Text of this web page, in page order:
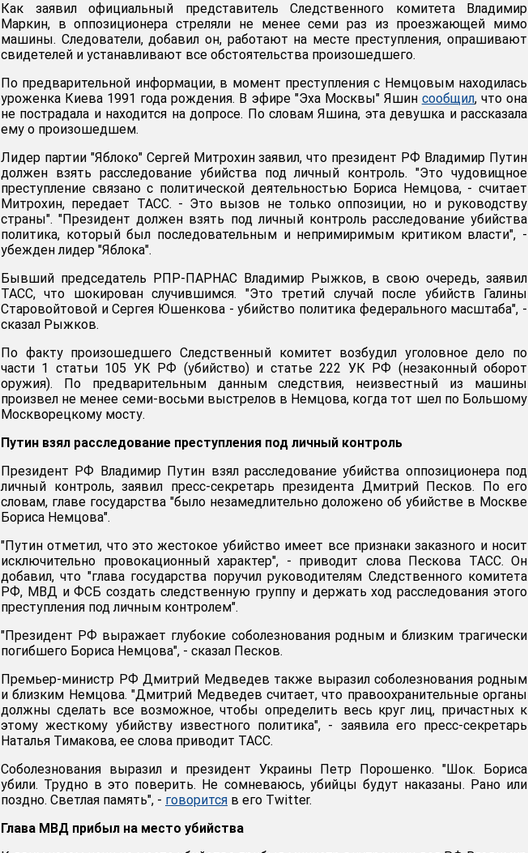
Как заявил официальный представитель Следственного комитета Владимир
Маркин, в оппозиционера стреляли не менее семи раз из проезжающей мимо
машины. Следователи, добавил он, работают на месте преступления, опрашивают
свидетелей и устанавливают все обстоятельства произошедшего.
По предварительной информации, в момент преступления с Немцовым находилась
уроженка Киева 1991 года рождения. В эфире "Эха Москвы" Яшин сообщил, что она
не пострадала и находится на допросе. По словам Яшина, эта девушка и рассказала
ему о произошедшем.
Лидер партии "Яблоко" Сергей Митрохин заявил, что президент РФ Владимир Путин
должен взять расследование убийства под личный контроль. "Это чудовищное
преступление связано с политической деятельностью Бориса Немцова, - считает
Митрохин, передает ТАСС. - Это вызов не только оппозиции, но и руководству
страны". "Президент должен взять под личный контроль расследование убийства
политика, который был последовательным и непримиримым критиком власти", -
убежден лидер "Яблока".
Бывший председатель РПР-ПАРНАС Владимир Рыжков, в свою очередь, заявил
ТАСС, что шокирован случившимся. "Это третий случай после убийств Галины
Старовойтовой и Сергея Юшенкова - убийство политика федерального масштаба", -
сказал Рыжков.
По факту произошедшего Следственный комитет возбудил уголовное дело по
части 1 статьи 105 УК РФ (убийство) и статье 222 УК РФ (незаконный оборот
оружия). По предварительным данным следствия, неизвестный из машины
произвел не менее семи-восьми выстрелов в Немцова, когда тот шел по Большому
Москворецкому мосту.
Путин взял расследование преступления под личный контроль
Президент РФ Владимир Путин взял расследование убийства оппозиционера под
личный контроль, заявил пресс-секретарь президента Дмитрий Песков. По его
словам, главе государства "было незамедлительно доложено об убийстве в Москве
Бориса Немцова".
"Путин отметил, что это жестокое убийство имеет все признаки заказного и носит
исключительно провокационный характер", - приводит слова Пескова ТАСС. Он
добавил, что "глава государства поручил руководителям Следственного комитета
РФ, МВД и ФСБ создать следственную группу и держать ход расследования этого
преступления под личным контролем".
"Президент РФ выражает глубокие соболезнования родным и близким трагически
погибшего Бориса Немцова", - сказал Песков.
Премьер-министр РФ Дмитрий Медведев также выразил соболезнования родным
и близким Немцова. "Дмитрий Медведев считает, что правоохранительные органы
должны сделать все возможное, чтобы определить весь круг лиц, причастных к
этому жесткому убийству известного политика", - заявила его пресс-секретарь
Наталья Тимакова, ее слова приводит ТАСС.
Соболезнования выразил и президент Украины Петр Порошенко. "Шок. Бориса
убили. Трудно в это поверить. Не сомневаюсь, убийцы будут наказаны. Рано или
поздно. Светлая память", - говорится в его Twitter.
Глава МВД прибыл на место убийства